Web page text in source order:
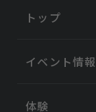
トップ
イベント情報
体験